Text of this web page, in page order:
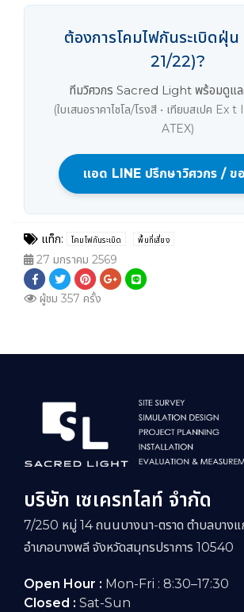
ต้องการโคมไฟกันระเบิดฝุ่
21/22)?
ทีมวิศวกร Sacred Light พร้อมดูแล
(ใบเสนอราคาไซโล/โรงสี • เทียบสเปค Ex t
ATEX)
แอด LINE ปรึกษาวิศวกร / ข
แท็ก: โคมไฟกันระเบิด พื้นที่เสี่ยง
27 มกราคม 2569
ผู้ชม 357 ครั้ง
บริษัท เซเครทไลท์ จำกัด
7/250 หมู่ 14 ถนนบางนา-ตราด ตำบลบางแ
อำเภอบางพลี จังหวัดสมุทรปราการ 10540
Open Hour : Mon-Fri : 8:30–17:30
Closed : Sat-Sun